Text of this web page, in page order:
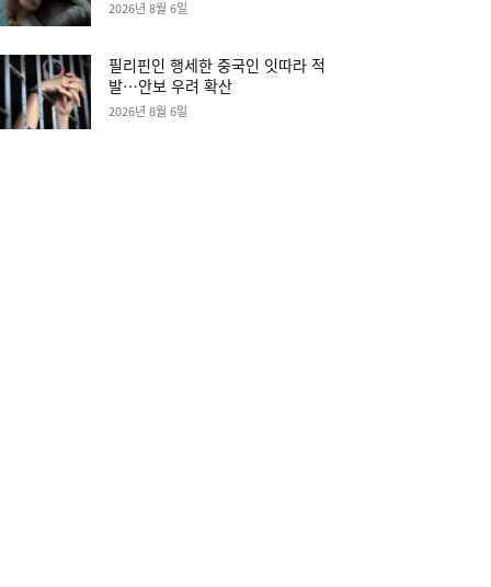
2026년 8월 6일
필리핀인 행세한 중국인 잇따라 적
발…안보 우려 확산
2026년 8월 6일